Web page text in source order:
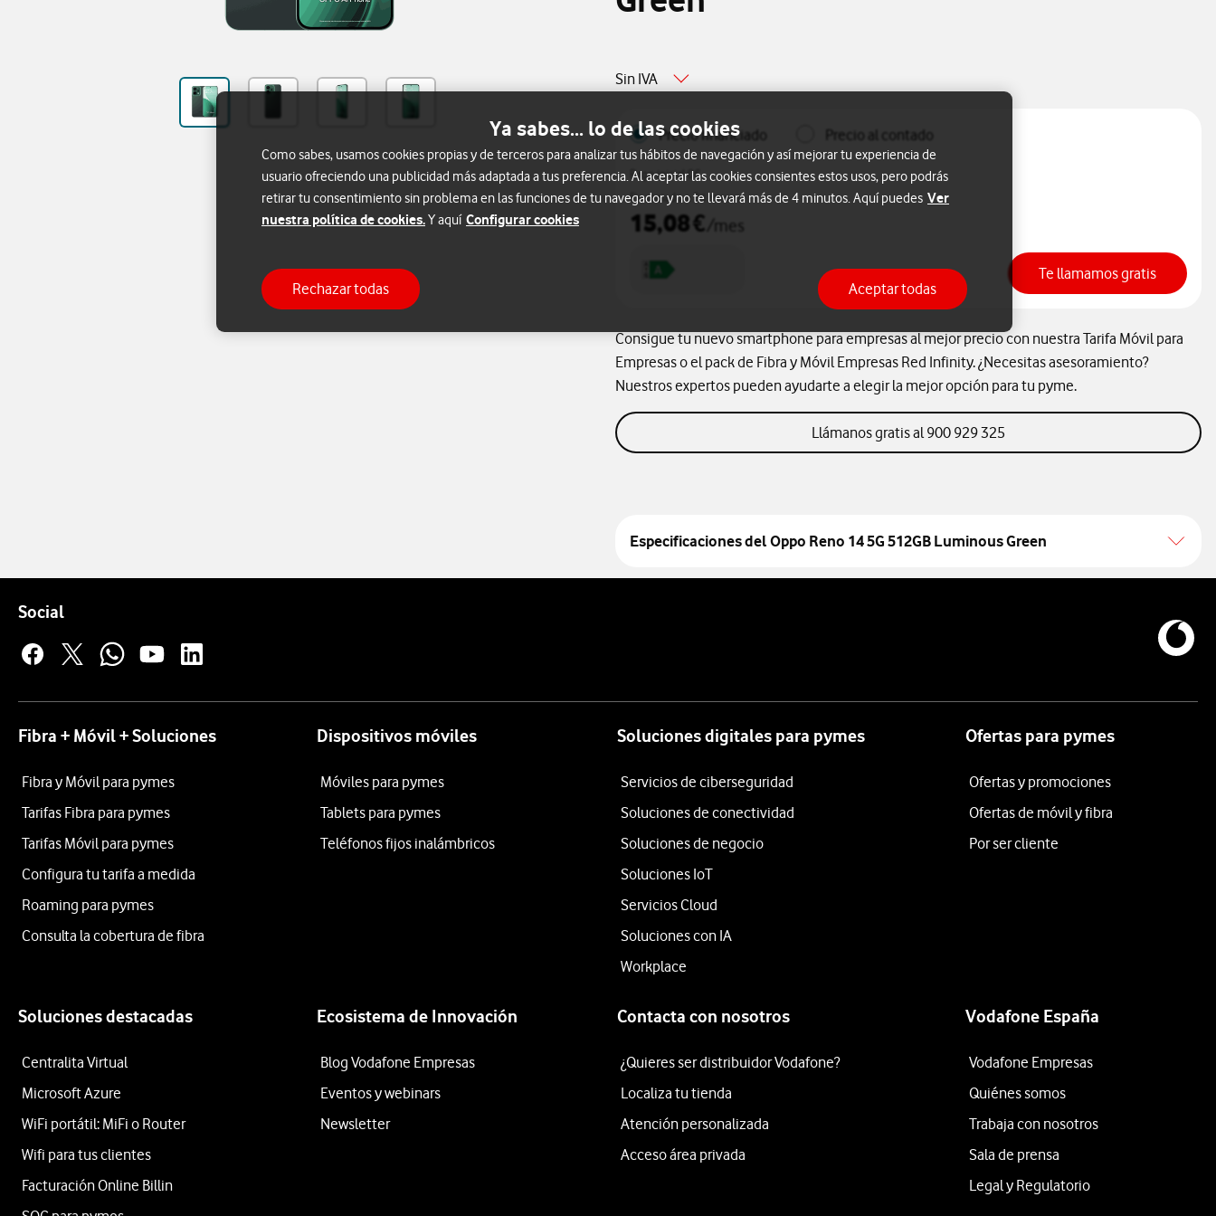
Sin IVA
Precio financiado Precio al contado
Pago inicial 0€
Financiado a 24 meses
15,08€ /mes
Te llamamos gratis
Consigue tu nuevo smartphone para empresas al mejor precio con nuestra Tarifa Móvil para
Empresas o el pack de Fibra y Móvil Empresas Red Infinity. ¿Necesitas asesoramiento?
Nuestros expertos pueden ayudarte a elegir la mejor opción para tu pyme.
Llámanos gratis al 900 929 325
Especificaciones del Oppo Reno 14 5G 512GB Luminous Green
SocialEnlaces a las redes sociales de Vodafone
Fibra + Móvil + Soluciones
Fibra y Móvil para pymes
Tarifas Fibra para pymes
Tarifas Móvil para pymes
Configura tu tarifa a medida
Roaming para pymes
Consulta la cobertura de fibra
Dispositivos móviles
Móviles para pymes
Tablets para pymes
Teléfonos fijos inalámbricos
Soluciones digitales para pymes
Servicios de ciberseguridad
Soluciones de conectividad
Soluciones de negocio
Soluciones IoT
Servicios Cloud
Soluciones con IA
Workplace
Ofertas para pymes
Ofertas y promociones
Ofertas de móvil y fibra
Por ser cliente
Soluciones destacadas
Centralita Virtual
Microsoft Azure
WiFi portátil: MiFi o Router
Wifi para tus clientes
Facturación Online Billin
Ecosistema de Innovación
Blog Vodafone Empresas
Eventos y webinars
Newsletter
Contacta con nosotros
¿Quieres ser distribuidor Vodafone?
Localiza tu tienda
Atención personalizada
Acceso área privada
Vodafone España
Vodafone Empresas
Quiénes somos
Trabaja con nosotros
Sala de prensa
Legal y Regulatorio
Ya sabes... lo de las cookies
Como sabes, usamos cookies propias y de terceros para analizar tus hábitos de navegación y así mejorar tu experiencia de
usuario ofreciendo una publicidad más adaptada a tus preferencia. Al aceptar las cookies consientes estos usos, pero podrás
retirar tu consentimiento sin problema en las funciones de tu navegador y no te llevará más de 4 minutos. Aquí puedes Ver
nuestra política de cookies.Y aquí Configurar cookies
Rechazar todas Aceptar todas